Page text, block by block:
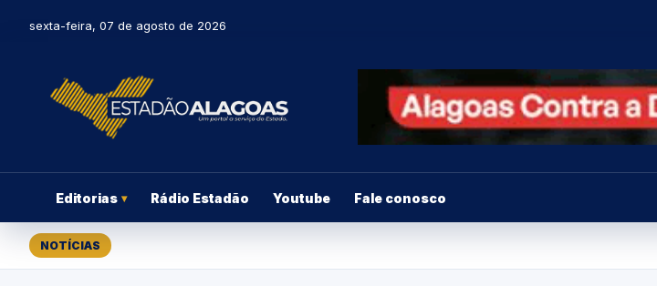
sexta-feira, 07 de agosto de 2026
Editorias ▾ Rádio Estadão Youtube Fale conosco
NOTÍCIAS